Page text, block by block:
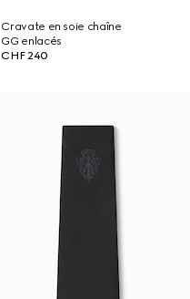
Cravate en soie chaîne
GG enlacés
CHF 240